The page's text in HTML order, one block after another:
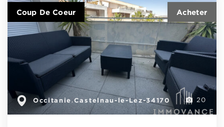
20
Occitanie ,Castelnau-le-Lez-34170
Coup De Coeur